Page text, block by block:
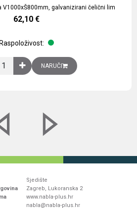
V1000xŠ800mm, galvanizirani čelični lim
62,10 €
montažna ploča V1000xŠ800mm,
NARUČI
Sjedište
Zagreb, Lukoranska 2
www.nabla-plus.hr
nabla@nabla-plus.hr